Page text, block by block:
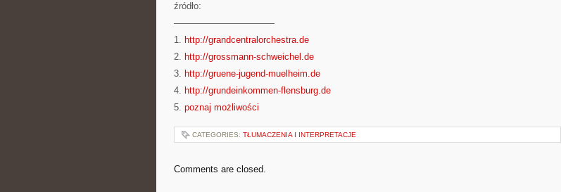
źródło:
———————————
1. http://grandcentralorchestra.de
2. http://grossmann-schweichel.de
3. http://gruene-jugend-muelheim.de
4. http://grundeinkommen-flensburg.de
5. poznaj możliwości
CATEGORIES: TŁUMACZENIA I INTERPRETACJE
Comments are closed.